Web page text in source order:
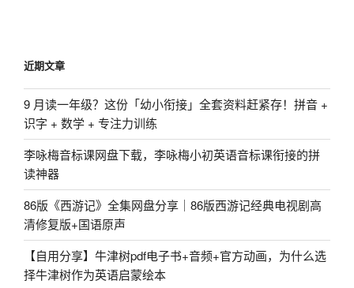
近期文章
9 月读一年级？这份「幼小衔接」全套资料赶紧存！拼音 +
识字 + 数学 + 专注力训练
李咏梅音标课网盘下载，李咏梅小初英语音标课衔接的拼
读神器
86版《西游记》全集网盘分享｜86版西游记经典电视剧高
清修复版+国语原声
【自用分享】牛津树pdf电子书+音频+官方动画，为什么选
择牛津树作为英语启蒙绘本